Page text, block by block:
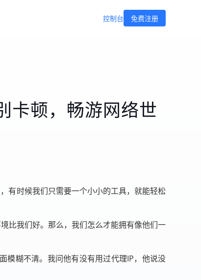
控制台 免费注册
卡顿，畅游网络世
有时候我们只需要一个小小的工具，就能轻松
比我们好。那么，我们怎么才能拥有像他们一
模糊不清。我问他有没有用过代理IP，他说没